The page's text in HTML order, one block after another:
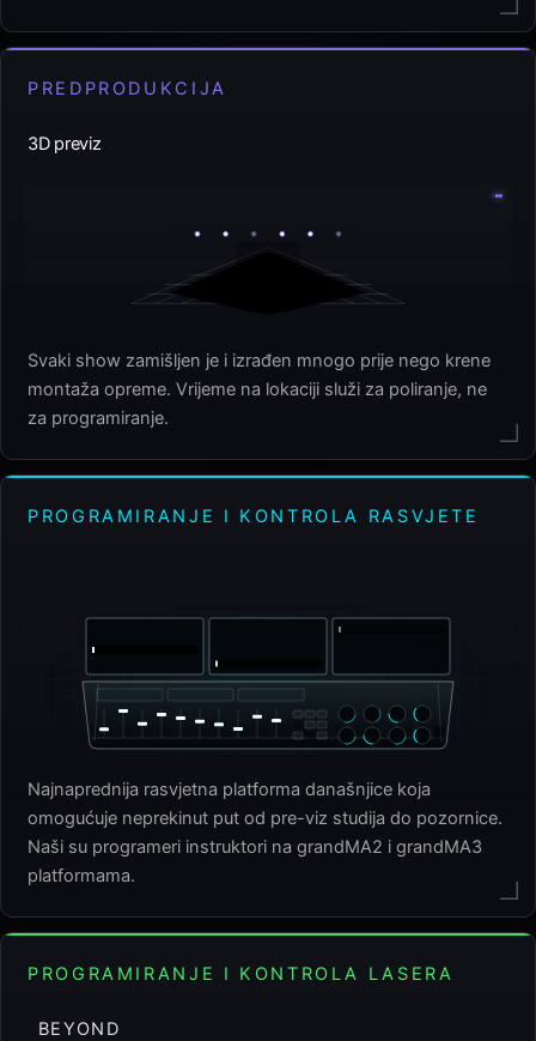
PREDPRODUKCIJA
3D previz
Svaki show zamišljen je i izrađen mnogo prije nego krene
montaža opreme. Vrijeme na lokaciji služi za poliranje, ne
za programiranje.
PROGRAMIRANJE I KONTROLA RASVJETE
Najnaprednija rasvjetna platforma današnjice koja
omogućuje neprekinut put od pre-viz studija do pozornice.
Naši su programeri instruktori na grandMA2 i grandMA3
platformama.
PROGRAMIRANJE I KONTROLA LASERA
BEYOND